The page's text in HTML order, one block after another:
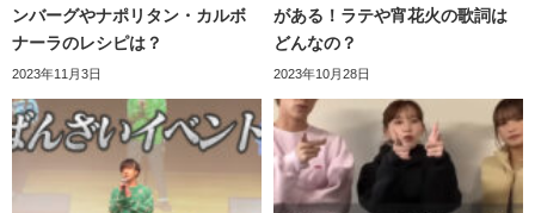
ープからラーメンを作るといった動画です！
ます♪
こちらの動画もすごい再生数です…！まだ見ていない方は
今すぐチェック！！
出来上がった料理もかなり美味しそう！！
ンバーグやナポリタン・カルボ
ナーラのレシピは？
2023年11月3日
がある！ラテや宵花火の歌詞は
どんなの？
2023年10月28日